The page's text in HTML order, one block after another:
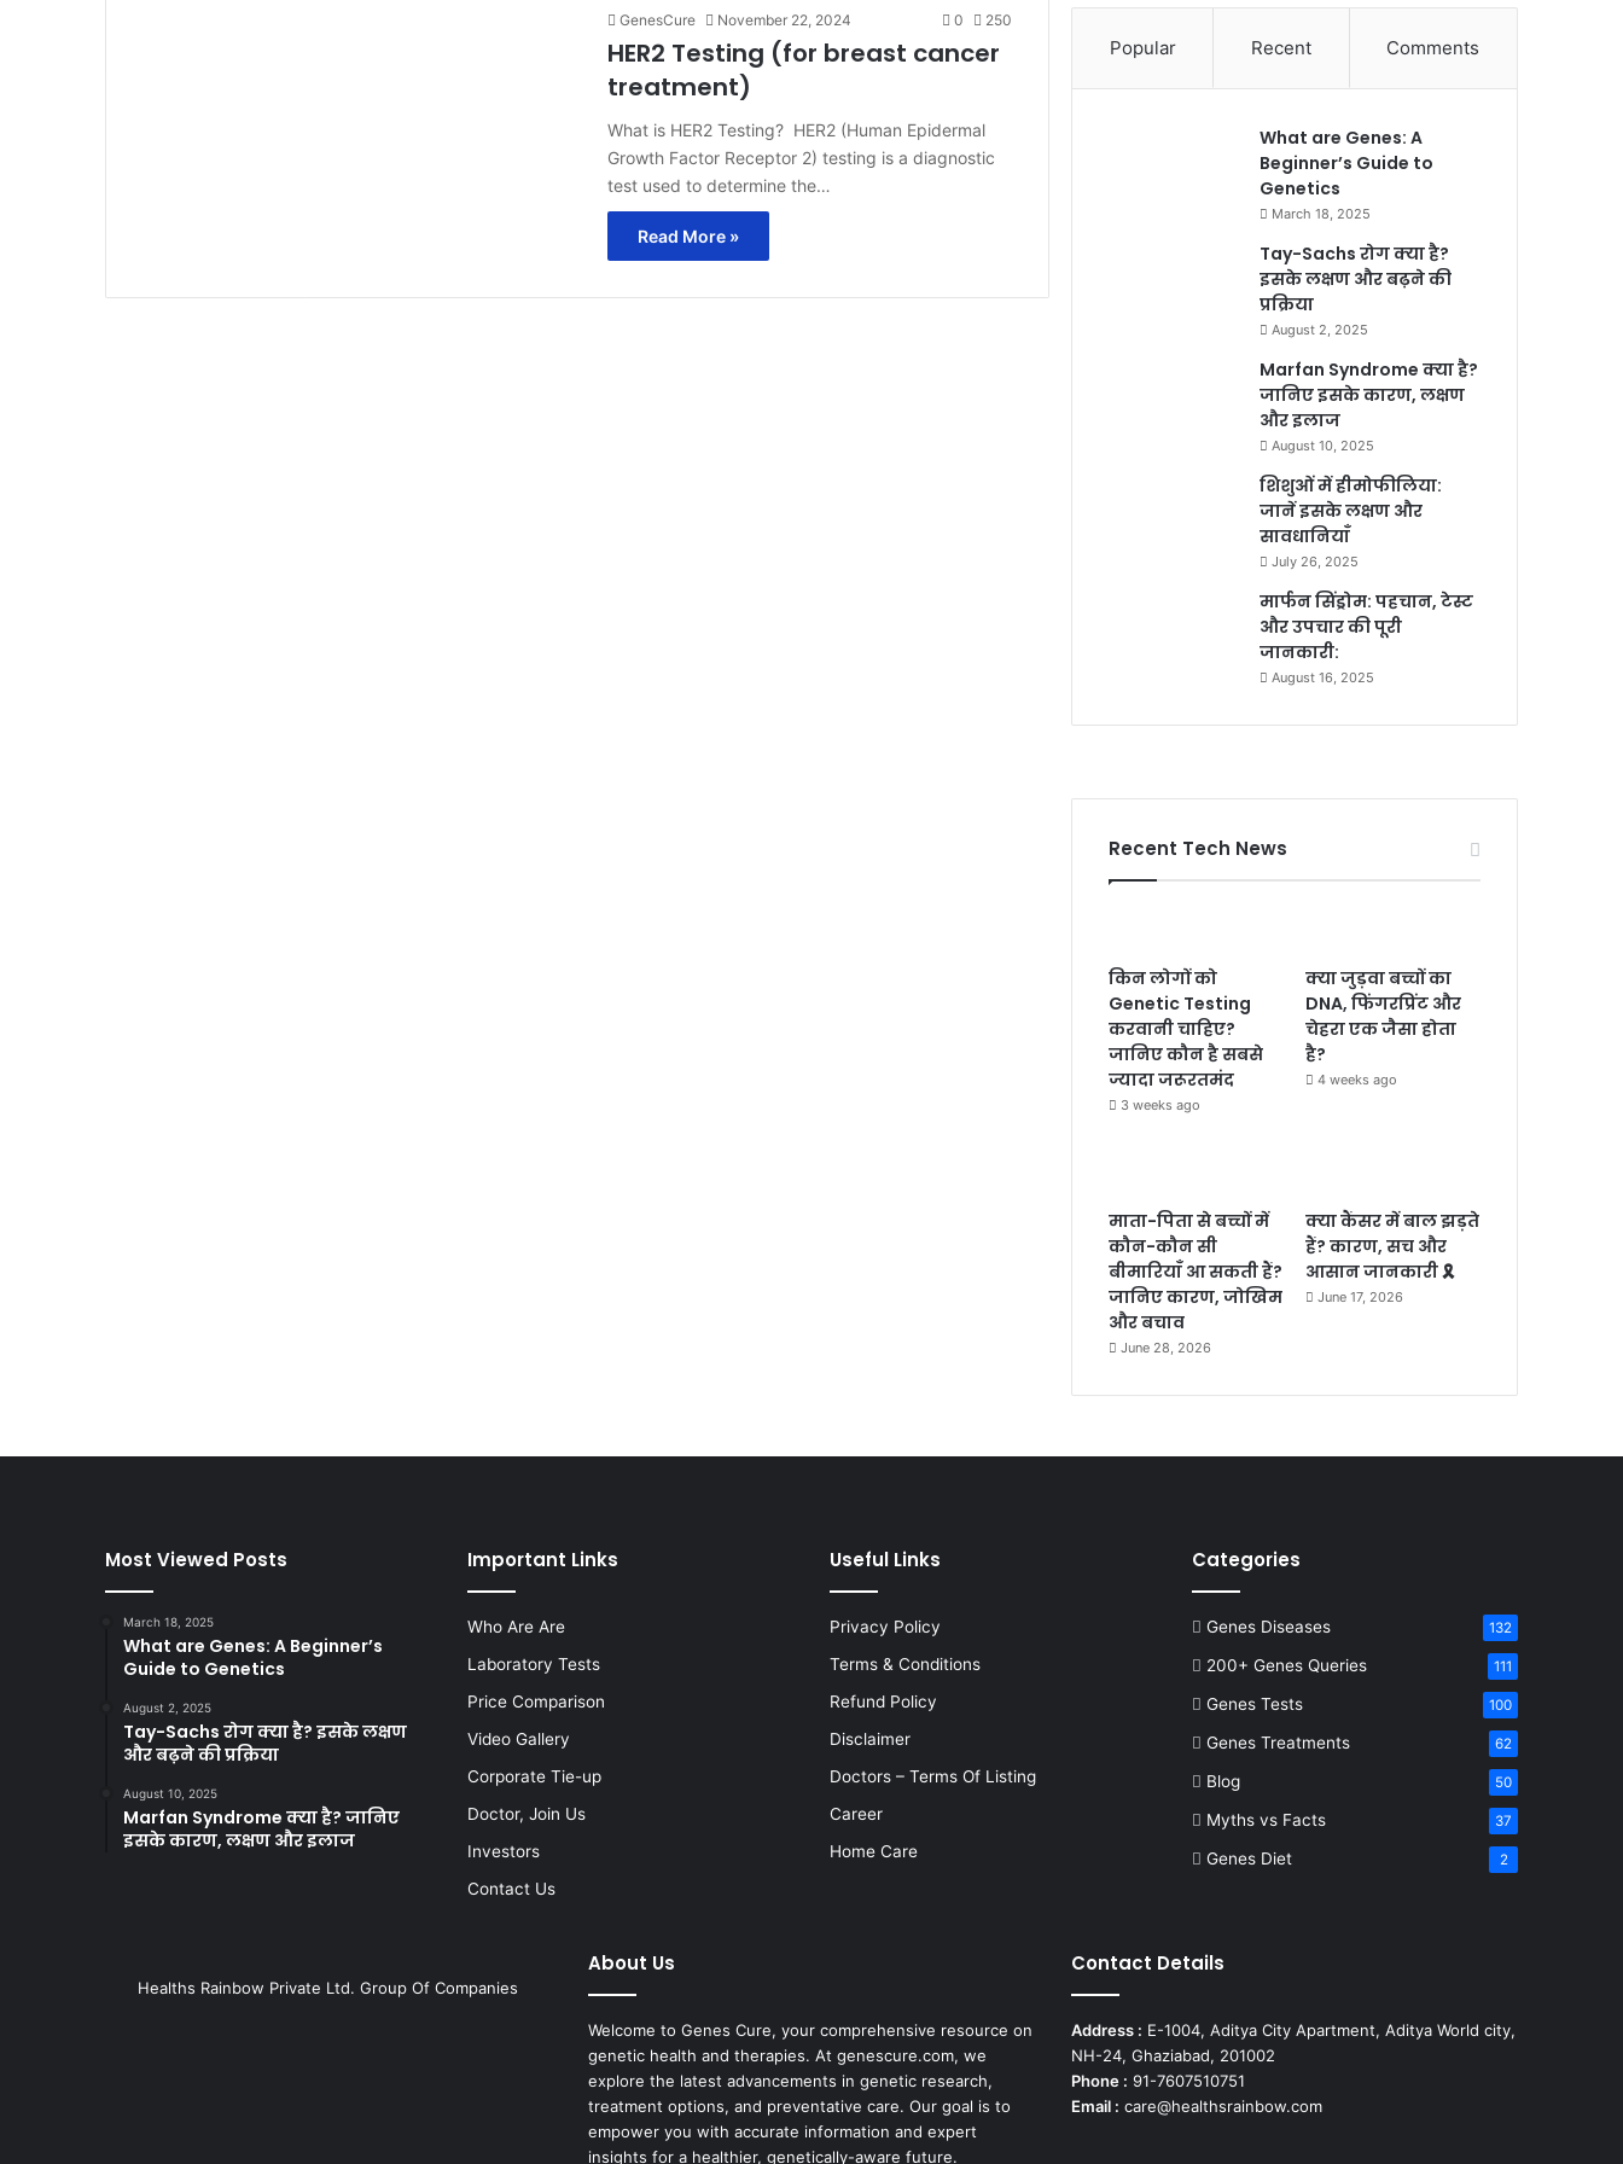
GenesCure November 22, 2024 0 250
HER2 Testing (for breast cancer
treatment)
What is HER2 Testing? HER2 (Human Epidermal
Growth Factor Receptor 2) testing is a diagnostic
test used to determine the…
Read More »
Popular Recent Comments
What are Genes: A
Beginner’s Guide to
Genetics
March 18, 2025
Tay-Sachs रोग क्या है?
इसके लक्षण और बढ़ने की
प्रक्रिया
August 2, 2025
Marfan Syndrome क्या है?
जानिए इसके कारण, लक्षण
और इलाज
August 10, 2025
शिशुओं में हीमोफीलिया:
जानें इसके लक्षण और
सावधानियाँ
July 26, 2025
मार्फन सिंड्रोम: पहचान, टेस्ट
और उपचार की पूरी
जानकारी:
August 16, 2025
Recent Tech News
किन लोगों को
Genetic Testing
करवानी चाहिए?
जानिए कौन है सबसे
ज्यादा जरूरतमंद
3 weeks ago
क्या जुड़वा बच्चों का
DNA, फिंगरप्रिंट और
चेहरा एक जैसा होता
है?
4 weeks ago
माता-पिता से बच्चों में
कौन-कौन सी
बीमारियाँ आ सकती हैं?
जानिए कारण, जोखिम
और बचाव
June 28, 2026
क्या कैंसर में बाल झड़ते
हैं? कारण, सच और
आसान जानकारी 🎗️
June 17, 2026
Most Viewed Posts
March 18, 2025
What are Genes: A Beginner’s
Guide to Genetics
August 2, 2025
Tay-Sachs रोग क्या है? इसके लक्षण
और बढ़ने की प्रक्रिया
August 10, 2025
Marfan Syndrome क्या है? जानिए
इसके कारण, लक्षण और इलाज
Important Links
Who Are Are
Laboratory Tests
Price Comparison
Video Gallery
Corporate Tie-up
Doctor, Join Us
Investors
Contact Us
Useful Links
Privacy Policy
Terms & Conditions
Refund Policy
Disclaimer
Doctors – Terms Of Listing
Career
Home Care
Categories
Genes Diseases 132
200+ Genes Queries 111
Genes Tests 100
Genes Treatments 62
Blog 50
Myths vs Facts 37
Genes Diet 2
Healths Rainbow Private Ltd. Group Of Companies
About Us
Welcome to Genes Cure, your comprehensive resource on
genetic health and therapies. At genescure.com, we
explore the latest advancements in genetic research,
treatment options, and preventative care. Our goal is to
empower you with accurate information and expert
insights for a healthier, genetically-aware future.
Contact Details
Address : E-1004, Aditya City Apartment, Aditya World city,
NH-24, Ghaziabad, 201002
Phone : 91-7607510751
Email : care@healthsrainbow.com